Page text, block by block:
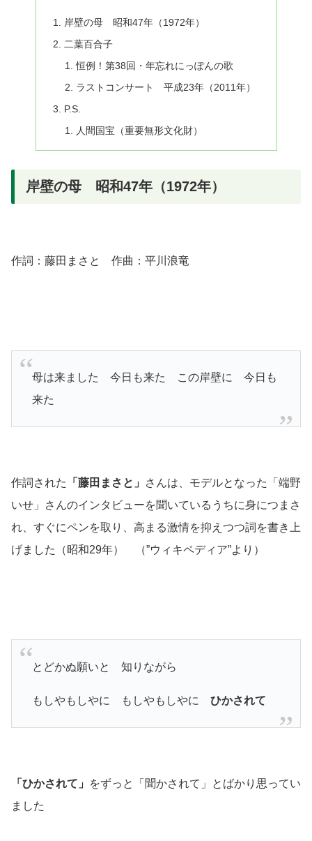
岸壁の母 昭和47年（1972年）
二葉百合子
恒例！第38回・年忘れにっぽんの歌
ラストコンサート 平成23年（2011年）
P.S.
人間国宝（重要無形文化財）
岸壁の母 昭和47年（1972年）
作詞：藤田まさと 作曲：平川浪竜
母は来ました 今日も来た この岸壁に 今日も
来た
作詞された 「藤田まさと」
さんは、モデルとなった「端野
いせ」さんのインタビューを聞いているうちに身につまさ
れ、すぐにペンを取り、高まる激情を抑えつつ詞を書き上
げました
（昭和29年） （”ウィキペディア”より）
とどかぬ願いと 知りながら
もしやもしやに もしやもしやに ひかされて
「ひかされて」
をずっと「聞かされて」とばかり思ってい
ました